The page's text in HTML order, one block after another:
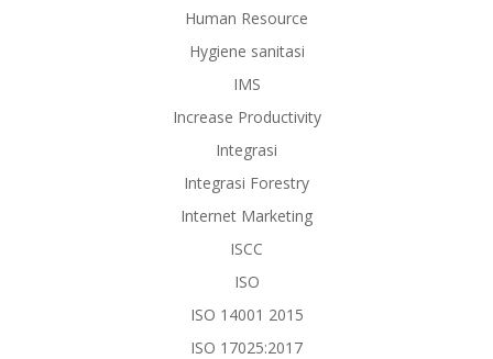
Human Resource
Hygiene sanitasi
IMS
Increase Productivity
Integrasi
Integrasi Forestry
Internet Marketing
ISCC
ISO
ISO 14001 2015
ISO 17025:2017